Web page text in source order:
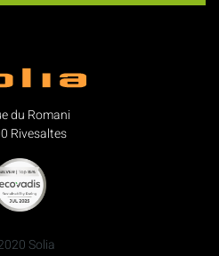
du Romani
Rivesaltes
Solia